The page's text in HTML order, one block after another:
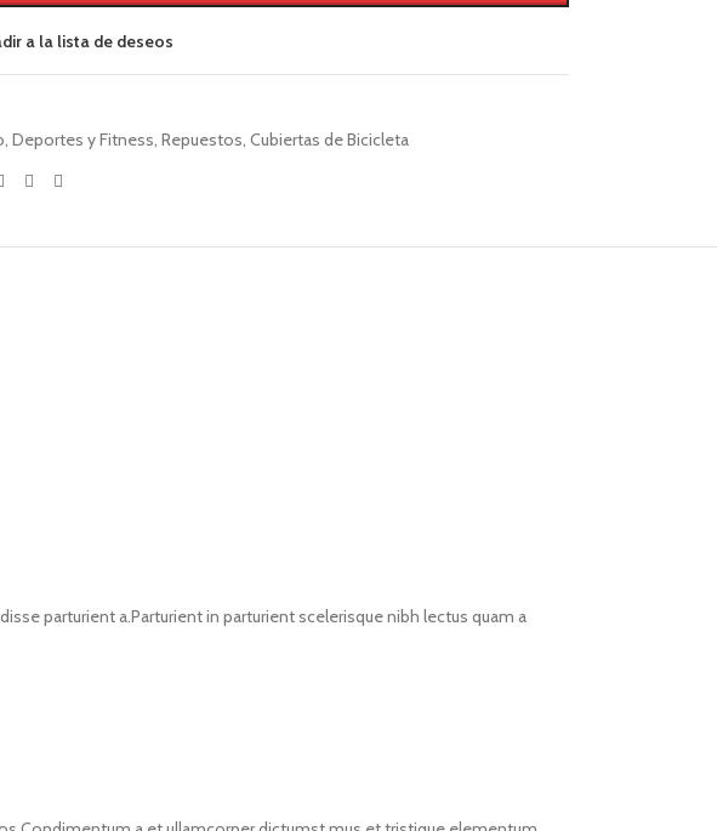
a la lista de deseos
, Deportes y Fitness, Repuestos, Cubiertas de Bicicleta
parturient a.Parturient in parturient scelerisque nibh lectus quam a